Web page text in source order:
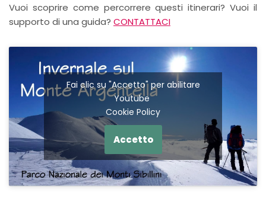
Vuoi scoprire come percorrere questi itinerari? Vuoi il
supporto di una guida? CONTATTACI
Fai clic su "Accetto" per abilitare
Youtube
Cookie Policy
Accetto